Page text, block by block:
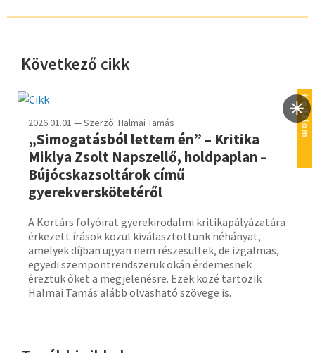
Következő cikk
irodalom
2026.01.01 — Szerző: Halmai Tamás
„Simogatásból lettem én” – Kritika
Miklya Zsolt Napszellő, holdpaplan –
Bújócskazsoltárok című
gyerekverskötetéről
A Kortárs folyóirat gyerekirodalmi kritikapályázatára
érkezett írások közül kiválasztottunk néhányat,
amelyek díjban ugyan nem részesültek, de izgalmas,
egyedi szempontrendszerük okán érdemesnek
éreztük őket a megjelenésre. Ezek közé tartozik
Halmai Tamás alább olvasható szövege is.